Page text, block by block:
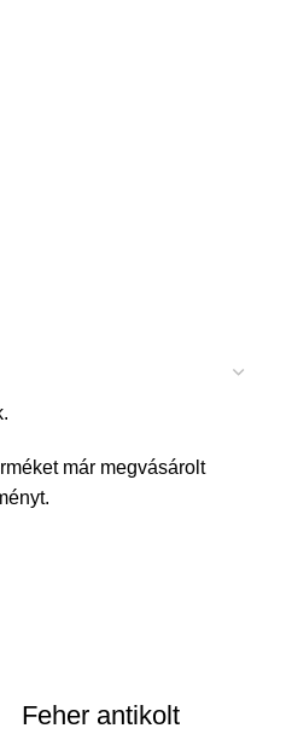
már megvásárolt
Feher antikolt